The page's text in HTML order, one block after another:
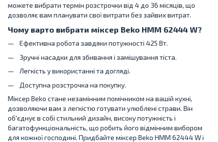
можете вибрати термін розстрочки від 4 до 36 місяців, що
дозволяє вам планувати свої витрати без зайвих витрат.
Чому варто вибрати міксер Beko HMM 62444 W?
Ефективна робота завдяки потужності 425 Вт.
Зручні насадки для збивання і замішування тіста.
Легкість у використанні та догляді.
Доступна розстрочка на покупку.
Міксер Beko стане незамінним помічником на вашій кухні,
дозволяючи вам з легкістю готувати улюблені страви. Він
об'єднує в собі стильний дизайн, високу потужність і
багатофункціональність, що робить його відмінним вибором
для кожної господині. Придбайте міксер Beko HMM 62444 W і